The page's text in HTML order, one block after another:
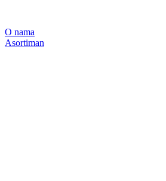
O nama
Asortiman